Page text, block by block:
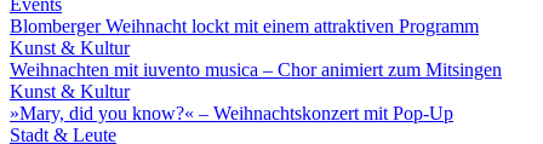
Events
Blomberger Weihnacht lockt mit einem attraktiven Programm
Kunst & Kultur
Weihnachten mit iuvento musica – Chor animiert zum Mitsingen
Kunst & Kultur
»Mary, did you know?« – Weihnachtskonzert mit Pop-Up
Stadt & Leute